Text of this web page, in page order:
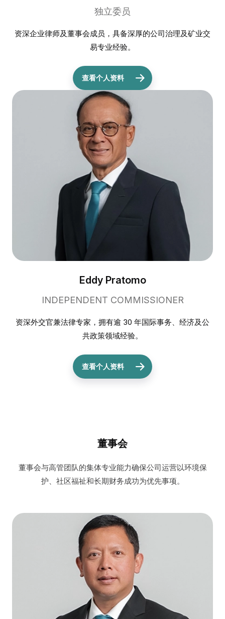
独立委员
资深企业律师及董事会成员，具备深厚的公司治理及矿业交
易专业经验。
查看个人资料
Eddy Pratomo
INDEPENDENT COMMISSIONER
资深外交官兼法律专家，拥有逾 30 年国际事务、经济及公
共政策领域经验。
查看个人资料
董事会
董事会与高管团队的集体专业能力确保公司运营以环境保
护、社区福祉和长期财务成功为优先事项。